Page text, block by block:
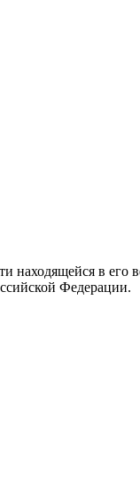
находящейся в его
Федерации.